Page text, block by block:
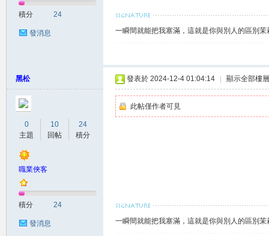
積分 24
發消息 一瞬間就能把我塞滿，這就是你與別人的區別茉
黑松
0
主題
10
回帖
24
積分
職業俠客
積分 24
發消息
發表於 2024-12-4 01:04:14 顯示全部樓層
此帖僅作者可見
一瞬間就能把我塞滿，這就是你與別人的區別茉